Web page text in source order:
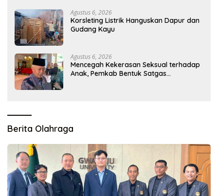
Agustus 6, 2026
Korsleting Listrik Hanguskan Dapur dan
Gudang Kayu
Agustus 6, 2026
Mencegah Kekerasan Seksual terhadap
Anak, Pemkab Bentuk Satgas
Berita Olahraga